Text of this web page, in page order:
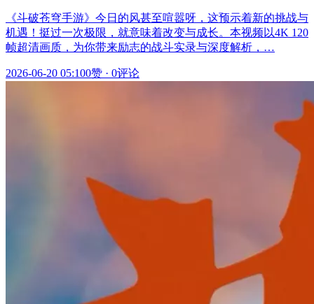
《斗破苍穹手游》今日的风甚至喧嚣呀，这预示着新的挑战与
机遇！挺过一次极限，就意味着改变与成长。本视频以4K 120
帧超清画质，为你带来励志的战斗实录与深度解析，…
2026-06-20 05:100赞 · 0评论